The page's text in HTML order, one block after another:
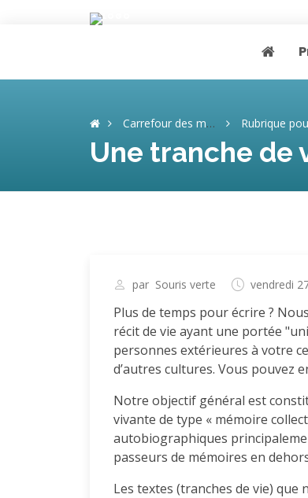
Page
Carrefour des mémoires Rubrique
Une tranche de
par Souris verte vendredi
Plus de temps pour écrire ?
récit de vie ayant une portée
personnes extérieures à votre
d’autres cultures. Vous pouvez
Notre objectif général est
vivante de type « mémoire
autobiographiques
passeurs de mémoires en
Les textes (tranches de vie)